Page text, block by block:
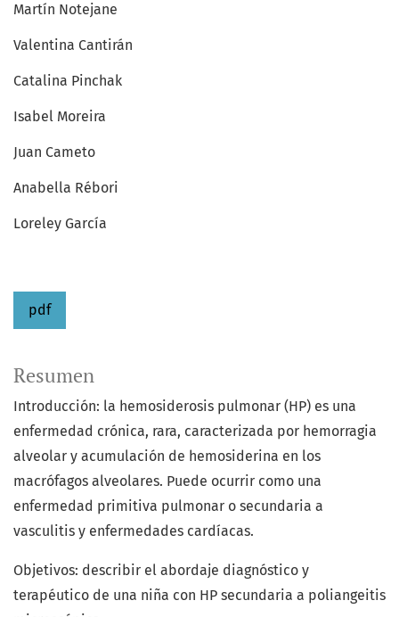
Martín Notejane
Valentina Cantirán
Catalina Pinchak
Isabel Moreira
Juan Cameto
Anabella Rébori
Loreley García
pdf
Resumen
Introducción: la hemosiderosis pulmonar (HP) es una
enfermedad crónica, rara, caracterizada por hemorragia
alveolar y acumulación de hemosiderina en los
macrófagos alveolares. Puede ocurrir como una
enfermedad primitiva pulmonar o secundaria a
vasculitis y enfermedades cardíacas.
Objetivos: describir el abordaje diagnóstico y
terapéutico de una niña con HP secundaria a poliangeitis